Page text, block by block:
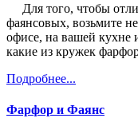
Для того, чтобы
фаянсовых, возьмите
офисе, на вашей кухне
какие из кружек
Подробнее...
Фарфор и Фаянс